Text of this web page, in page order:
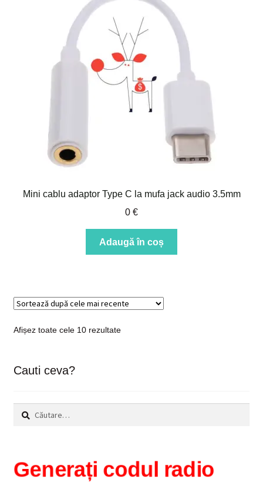
Mini cablu adaptor Type C la mufa jack audio 3.5mm
0 €
Adaugă în coș
Afișez toate cele 10 rezultateSortat
Cauti ceva?
Caută
după:
Generați codul radio